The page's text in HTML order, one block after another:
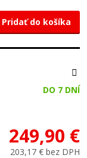
Pridať do košíka
DO 7 DNÍ
249,90 €
203,17 € bez DPH